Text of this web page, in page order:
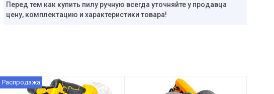
Перед тем как купить пилу ручную всегда уточняйте у продавца
цену, комплектацию и характеристики товара!
Распродажа